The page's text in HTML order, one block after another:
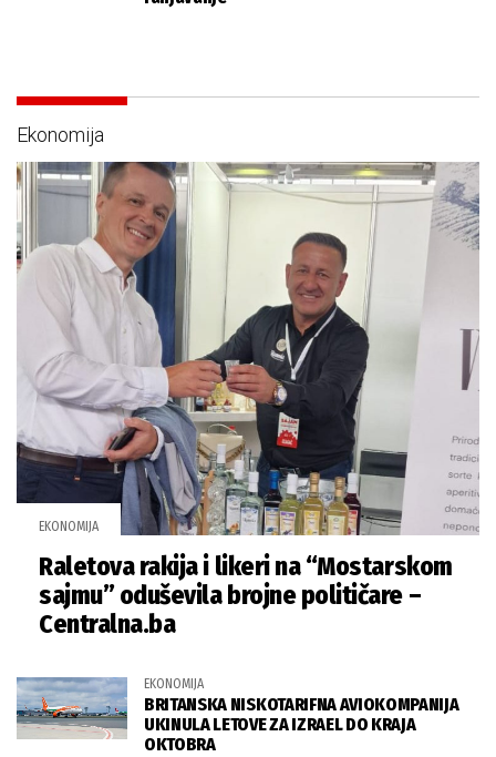
Ekonomija
EKONOMIJA
Raletova rakija i likeri na “Mostarskom
sajmu” oduševila brojne političare –
Centralna.ba
EKONOMIJA
BRITANSKA NISKOTARIFNA AVIOKOMPANIJA
UKINULA LETOVE ZA IZRAEL DO KRAJA
OKTOBRA